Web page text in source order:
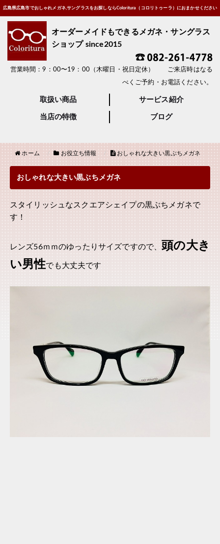
広島県広島市でおしゃれメガネ,サングラスをお探しならColoritura（コロリトゥーラ）におまかせください
オーダーメイドもできるメガネ・サングラス
ショップ since2015
営業時間：9：00〜19：00（木曜日・祝日定休） ご来店時はなる
べくご予約・お電話ください。
取扱い商品 サービス紹介
当店の特徴 ブログ
ホーム お役立ち情報 おしゃれな大きい黒ぶちメガネ
おしゃれな大きい黒ぶちメガネ
スタイリッシュなスクエアシェイプの黒ぶちメガネで
す！
レンズ56ｍｍのゆったりサイズですので、頭の大き
い男性でも大丈夫です